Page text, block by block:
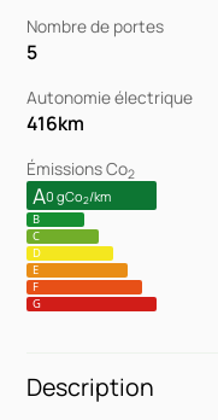
Nombre de portes
5
Autonomie électrique
416km
Émissions Co2
A0 gCo2/km
B
C
D
E
F
G
Description